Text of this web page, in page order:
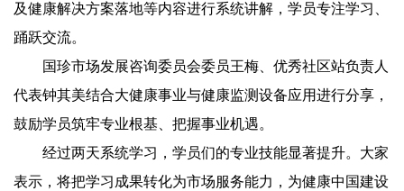
及健康解决方案落地等内容进行系统讲解，学员专注学习、
踊跃交流。
国珍市场发展咨询委员会委员王梅、优秀社区站负责人
代表钟其美结合大健康事业与健康监测设备应用进行分享，
鼓励学员筑牢专业根基、把握事业机遇。
经过两天系统学习，学员们的专业技能显著提升。大家
表示，将把学习成果转化为市场服务能力，为健康中国建设